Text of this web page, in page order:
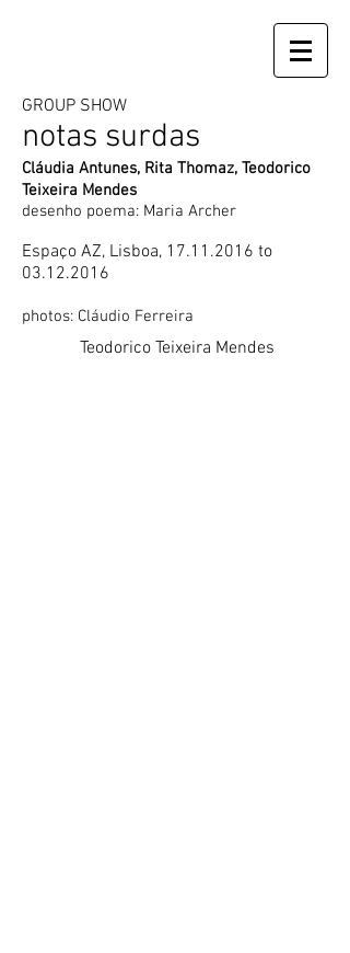
GROUP SHOW
notas surdas
Cláudia Antunes, Rita Thomaz, Teodorico
Teixeira Mendes
desenho poema: Maria Archer
Espaço AZ, Lisboa, 17.11.2016 to
03.12.2016
photos: Cláudio Ferreira
Teodorico Teixeira Mendes